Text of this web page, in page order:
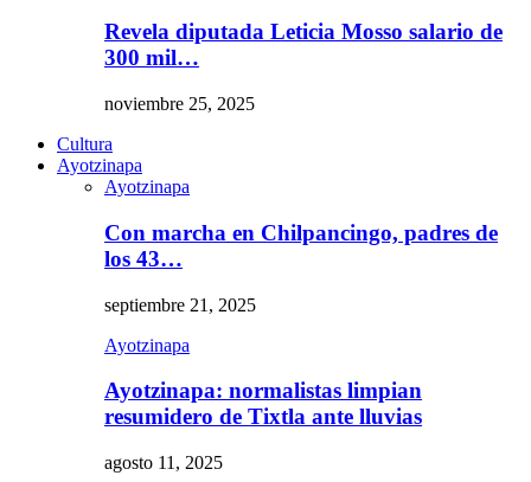
Revela diputada Leticia Mosso salario de
300 mil…
noviembre 25, 2025
Cultura
Ayotzinapa
Ayotzinapa
Con marcha en Chilpancingo, padres de
los 43…
septiembre 21, 2025
Ayotzinapa
Ayotzinapa: normalistas limpian
resumidero de Tixtla ante lluvias
agosto 11, 2025